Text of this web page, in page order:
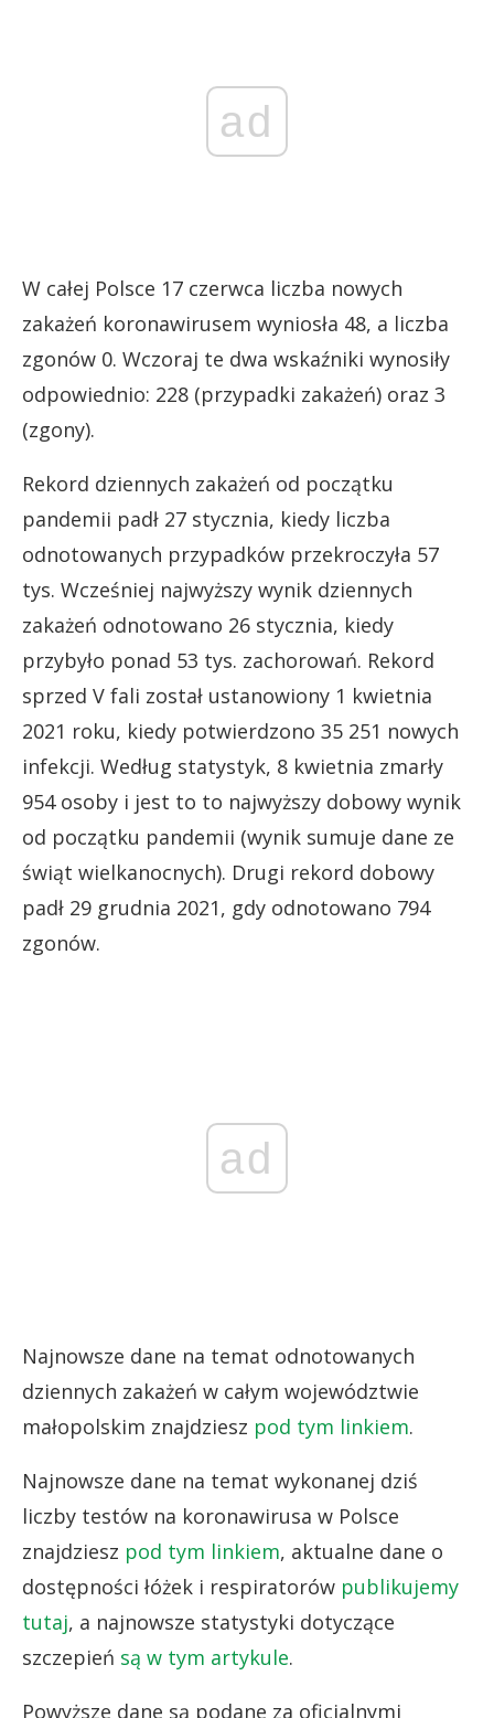
ad
W całej Polsce 17 czerwca liczba nowych
zakażeń koronawirusem wyniosła 48, a liczba
zgonów 0. Wczoraj te dwa wskaźniki wynosiły
odpowiednio: 228 (przypadki zakażeń) oraz 3
(zgony).
Rekord dziennych zakażeń od początku
pandemii padł 27 stycznia, kiedy liczba
odnotowanych przypadków przekroczyła 57
tys. Wcześniej najwyższy wynik dziennych
zakażeń odnotowano 26 stycznia, kiedy
przybyło ponad 53 tys. zachorowań. Rekord
sprzed V fali został ustanowiony 1 kwietnia
2021 roku, kiedy potwierdzono 35 251 nowych
infekcji. Według statystyk, 8 kwietnia zmarły
954 osoby i jest to to najwyższy dobowy wynik
od początku pandemii (wynik sumuje dane ze
świąt wielkanocnych). Drugi rekord dobowy
padł 29 grudnia 2021, gdy odnotowano 794
zgonów.
ad
Najnowsze dane na temat odnotowanych
dziennych zakażeń w całym województwie
małopolskim znajdziesz pod tym linkiem.
Najnowsze dane na temat wykonanej dziś
liczby testów na koronawirusa w Polsce
znajdziesz pod tym linkiem, aktualne dane o
dostępności łóżek i respiratorów publikujemy
tutaj, a najnowsze statystyki dotyczące
szczepień są w tym artykule.
Powyższe dane są podane za oficjalnymi